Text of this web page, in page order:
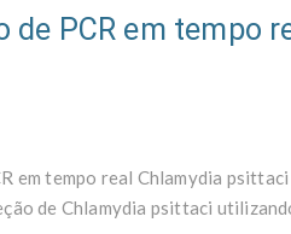
de PCR em tempo
em tempo real Chlamydia
de Chlamydia psittaci